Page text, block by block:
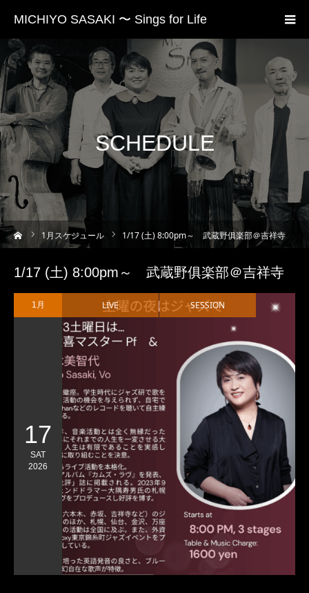
MICHIYO SASAKI 〜 Sings for Life
SCHEDULE
ム 1 月スケジュール 1/17 (土) 8:00pm～ 武蔵野俱楽部＠吉祥寺
1/17 (土) 8:00pm～ 武蔵野俱楽部＠吉祥寺
1月
17
SAT
2026
LIVE SESSION